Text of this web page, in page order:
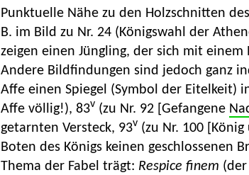
Punktuelle Nähe zu den Holzschnitten
B. im Bild zu Nr. 24 (Königswahl der
zeigen einen Jüngling, der sich mit
Andere Bildfindungen sind jedoch ganz
Affe einen Spiegel (Symbol der Eitelkeit)
Affe völlig!), 83v (zu Nr. 92 [Gefangene
getarnten Versteck, 93v (zu Nr. 100
Boten des Königs keinen geschlossenen
Thema der Fabel trägt: Respice finem